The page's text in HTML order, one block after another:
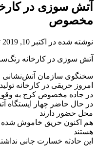
️آتش سوزی در
مخصوص
نوشته شده در اکتبر 10, 2019
️آتش سوزی در کارخانه
سخنگوی سازمان آتش‌نشانی
امروز حریقی در کارخانه
در جاده مخصوص کرج به
در حال حاضر چهار ایستگاه
محل حضور دارند
هم اکنون حریق خاموش شده
هستند
این حادثه خسارت جانی